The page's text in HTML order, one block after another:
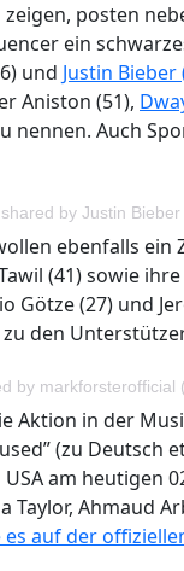
posten
ein
und Justin Bieber
Aniston (51),
nennen. Auch
by Justin
ebenfalls ein
(41) sowie
Götze (27) und
den
by markforsterofficial
Aktion in der
(zu Deutsch
am heutigen
Taylor, Ahmaud
es auf der